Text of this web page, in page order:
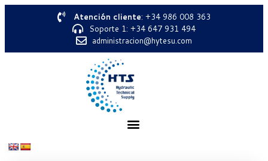
Atención cliente: +34 986 008 363
Soporte 1: +34 647 931 494
administracion@hytesu.com